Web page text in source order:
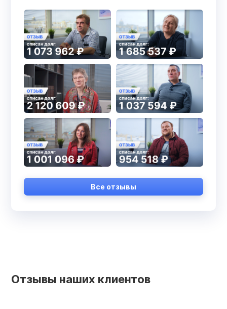
Все отзывы
Отзывы наших клиентов